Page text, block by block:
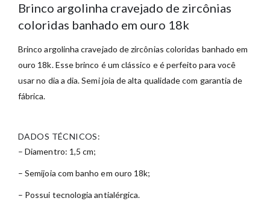
Brinco argolinha cravejado de zircônias
coloridas banhado em ouro 18k
Brinco argolinha cravejado de zircônias coloridas banhado em
ouro 18k. Esse brinco é um clássico e é perfeito para você
usar no dia a dia. Semi joia de alta qualidade com garantia de
fábrica.
DADOS TÉCNICOS:
– Diamentro: 1,5 cm;
– Semijoia com banho em ouro 18k;
– Possui tecnologia antialérgica.